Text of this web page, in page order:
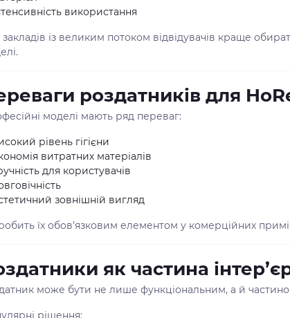
використання
із великим потоком відвідувачів краще
роздатників для
моделі мають ряд переваг:
рівень гігієни
витратних матеріалів
для користувачів
зовнішній вигляд
їх обов’язковим елементом у комерційних
як частина
може бути не лише функціональним, а й
рішення: